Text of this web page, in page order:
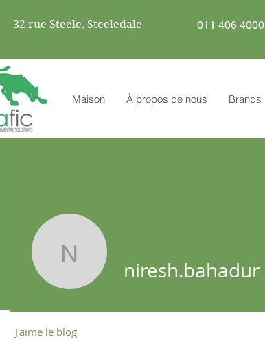
32 rue Steele, Steeledale 011 406 4000
Maison À propos de nous Brands
niresh.bahadur
niresh.bahadur
J'aime le blog